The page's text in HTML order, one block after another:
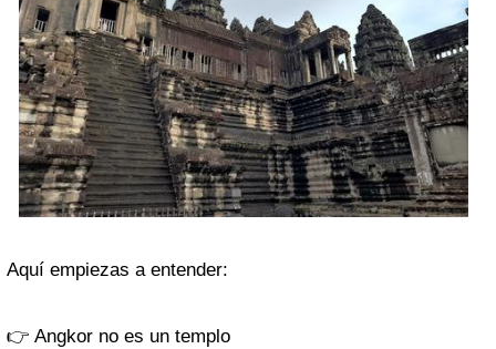
Aquí empiezas a entender:
👉 Angkor no es un templo